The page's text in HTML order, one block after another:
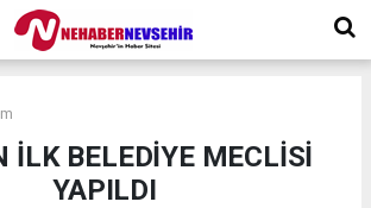
İLK BELEDİYE MECLİSİ
YAPILDI